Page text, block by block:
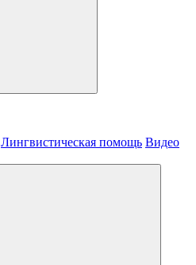
Лингвистическая помощь Видео